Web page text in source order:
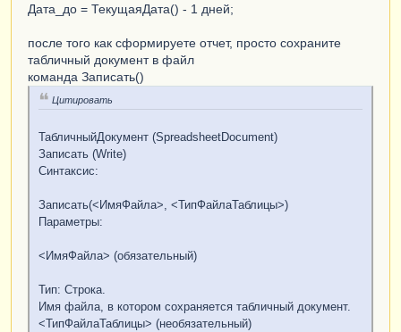
ВыборкаДанные =
Запрос. Выполнить().Выбрать
ОбластьДанные.Параметры.Номер_прибора=
................................
КонецЦикла;
...................
сохраняется .
Дата_до = ТекущаяДата() - 1 дней;
после того как сформируете отчет, просто сохраните
табличный документ в файл
команда Записать()
Цитировать
ТабличныйДокумент (SpreadsheetDocument)
Записать (Write)
Синтаксис:
Записать(<ИмяФайла>, <ТипФайлаТаблицы>)
Параметры:
<ИмяФайла> (обязательный)
Тип: Строка.
Имя файла, в котором сохраняется табличный документ.
<ТипФайлаТаблицы> (необязательный)